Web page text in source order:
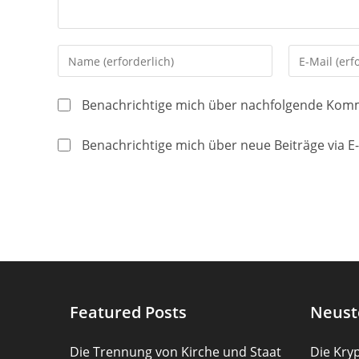
Gib
deinen
Namen
Benutzernamen
Gib
deine
Mail-
Adresse
Benachrichtige mich über nachfolgende
Benachrichtige mich über neue Beiträge via
Featured Posts
Die Trennung von Kirche und Staat Die